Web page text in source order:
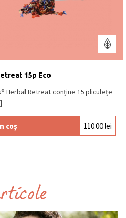
15p Eco
Herbal Retreat conține 15 pliculețe
coș 110.00lei